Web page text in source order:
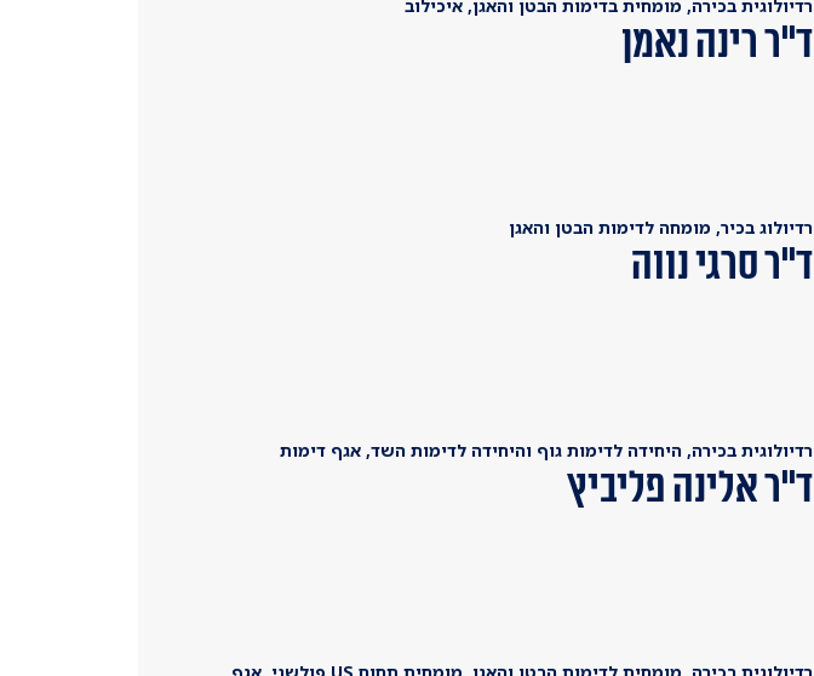
רדיולוגית בכירה, מומחית בדימות הבטן והאגן, איכילוב
ד"ר רינה נאמן
רדיולוג בכיר, מומחה לדימות הבטן והאגן
ד"ר סרגי נווה
רדיולוגית בכירה, היחידה לדימות גוף והיחידה לדימות השד, אגף דימות
ד"ר אלינה פליביץ